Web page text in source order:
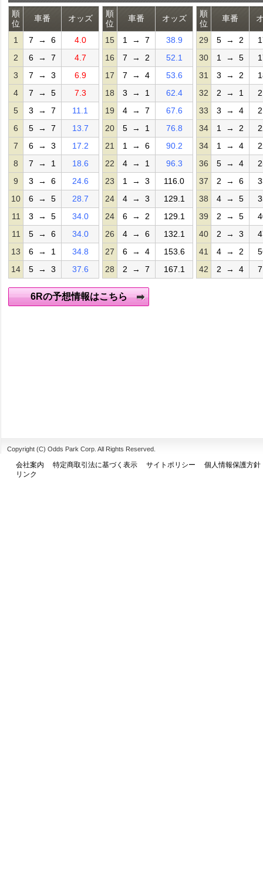
順
位
車番 オッズ
1 7 → 6
4.0
2
6 → 7
4.7
3
7 → 3
6.9
4
7 → 5
7.3
5
3 → 7
11.1
6
5 → 7
13.7
7
6 → 3
17.2
8
7 → 1
18.6
9
3 → 6
24.6
10
6 → 5
28.7
11
3 → 5
34.0
11
5 → 6
34.0
13
6 → 1
34.8
14
5 → 3 37.6
順
位
車番 オッズ
15 1 → 7
38.9
16
7 → 2
52.1
17
7 → 4
53.6
18
3 → 1
62.4
19
4 → 7
67.6
20
5 → 1
76.8
21
1 → 6
90.2
22
4 → 1
96.3
23
1 → 3
116.0
24
4 → 3
129.1
24
6 → 2
129.1
26
4 → 6
132.1
27
6 → 4
153.6
28
2 → 7 167.1
順
位
車番
29 5 → 2
30
1 → 5
31
3 → 2
32
2 → 1
33
3 → 4
34
1 → 2
34
1 → 4
36
5 → 4
37
2 → 6
38
4 → 5
39
2 → 5
40
2 → 3
41
4 → 2
42
2 → 4
6Rの予想情報はこちら
Copyright (C) Odds Park Corp. All Rights Reserved.
会社案内 特定商取引法に基づく表示 サイトポリシー
個人情報保護方針
リンク